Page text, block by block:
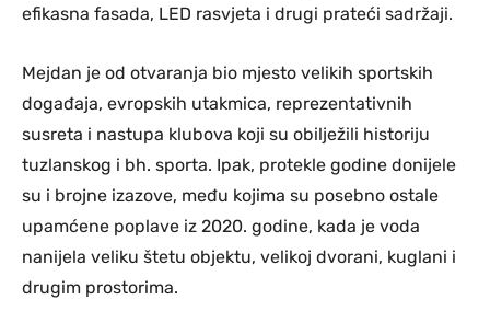
efikasna fasada, LED rasvjeta i drugi prateći sadržaji.
Mejdan je od otvaranja bio mjesto velikih sportskih
događaja, evropskih utakmica, reprezentativnih
susreta i nastupa klubova koji su obilježili historiju
tuzlanskog i bh. sporta. Ipak, protekle godine donijele
su i brojne izazove, među kojima su posebno ostale
upamćene poplave iz 2020. godine, kada je voda
nanijela veliku štetu objektu, velikoj dvorani, kuglani i
drugim prostorima.